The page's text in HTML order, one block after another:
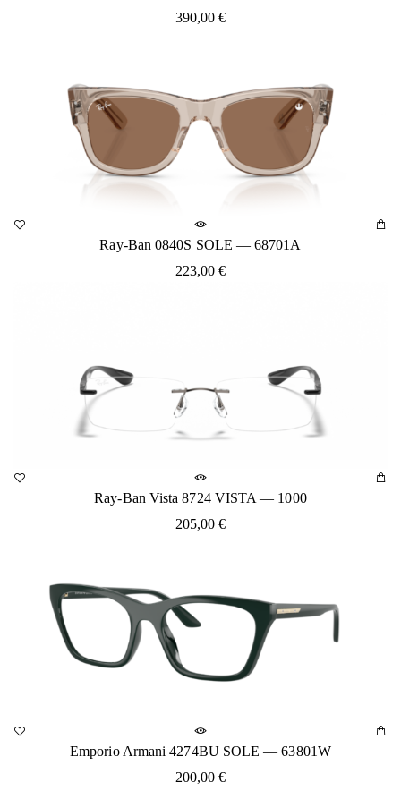
390,00€
Ray-Ban 0840S SOLE — 68701A
223,00€
Ray-Ban Vista 8724 VISTA — 1000
205,00€
Emporio Armani 4274BU SOLE — 63801W
200,00€